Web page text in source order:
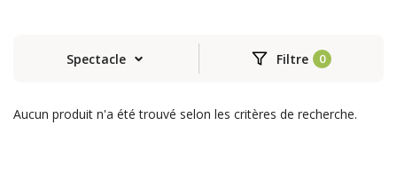
Spectacle Filtre
Aucun produit n'a été trouvé selon les critères de recherche.